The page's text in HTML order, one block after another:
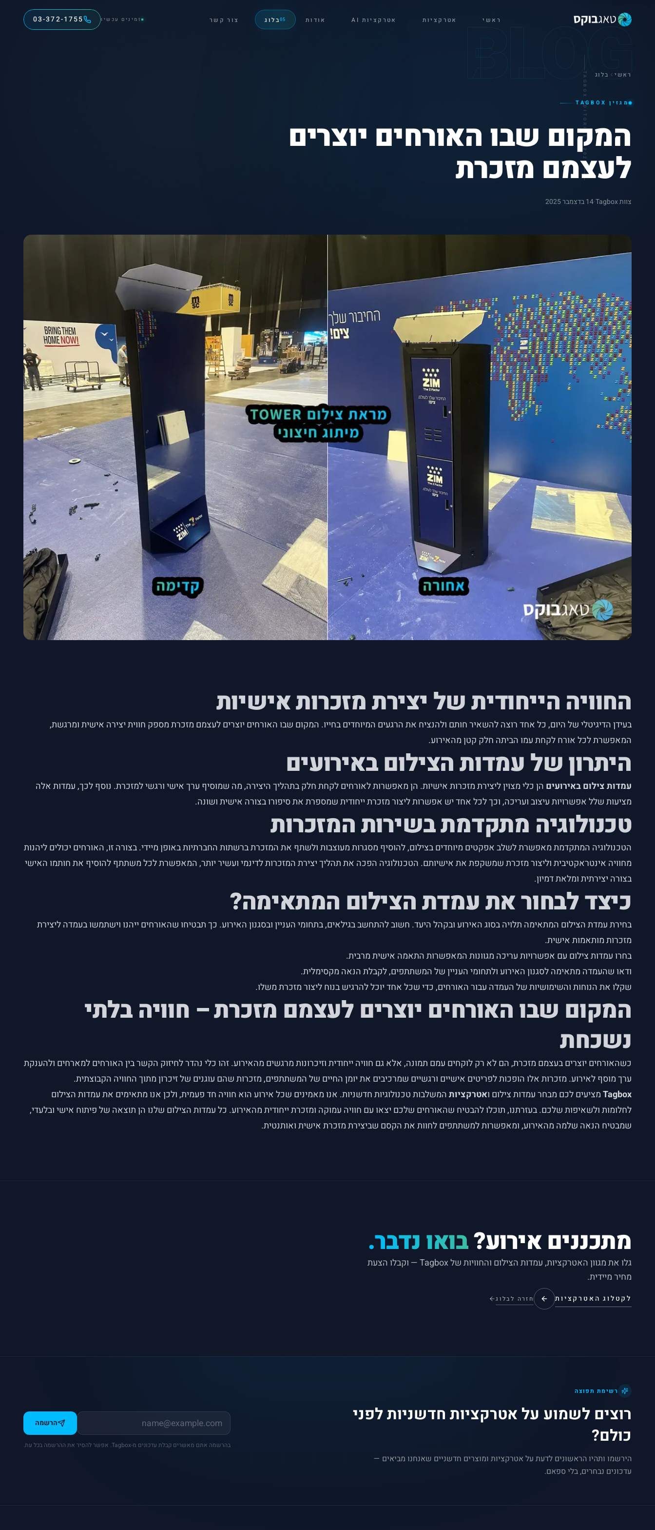
ראשי אטרקציות אטרקציות AI אודות 05בלוג צור קשר זמינים עכשיו 03-372-1755 BLOG
TAGBOX EDITORIAL · 2026 ראשי בלוג
מגזין TAGBOX
המקום שבו האורחים יוצרים
לעצמם מזכרת
צוות Tagbox ·14 בדצמבר 2025
החוויה הייחודית של יצירת מזכרות אישיות
בעידן הדיגיטלי של היום, כל אחד רוצה להשאיר חותם ולהנציח את הרגעים המיוחדים בחייו. המקום שבו האורחים יוצרים לעצמם מזכרת מספק חווית יצירה אישית ומרגשת,
המאפשרת לכל אורח לקחת עמו הביתה חלק קטן מהאירוע.
היתרון של עמדות הצילום באירועים
עמדות צילום באירועים הן כלי מצוין ליצירת מזכרות אישיות. הן מאפשרות לאורחים לקחת חלק בתהליך היצירה, מה שמוסיף ערך אישי ורגשי למזכרת. נוסף לכך, עמדות אלה
מציעות שלל אפשרויות עיצוב ועריכה, וכך לכל אחד יש אפשרות ליצור מזכרת ייחודית שמספרת את סיפורו בצורה אישית ושונה.
טכנולוגיה מתקדמת בשירות המזכרות
הטכנולוגיה המתקדמת מאפשרת לשלב אפקטים מיוחדים בצילום, להוסיף מסגרות מעוצבות ולשתף את המזכרת ברשתות החברתיות באופן מיידי. בצורה זו, האורחים יכולים ליהנות
מחוויה אינטראקטיבית וליצור מזכרת שמשקפת את אישיותם. הטכנולוגיה הפכה את תהליך יצירת המזכרות לדינמי ועשיר יותר, המאפשרת לכל משתתף להוסיף את חותמו האישי
בצורה יצירתית ומלאת דמיון.
כיצד לבחור את עמדת הצילום המתאימה?
בחירת עמדת הצילום המתאימה תלויה בסוג האירוע ובקהל היעד. חשוב להתחשב בגילאים, בתחומי העניין ובסגנון האירוע. כך תבטיחו שהאורחים ייהנו וישתמשו בעמדה ליצירת
מזכרות מותאמות אישית.
בחרו עמדות צילום עם אפשרויות עריכה מגוונות המאפשרות התאמה אישית מרבית.
ודאו שהעמדה מתאימה לסגנון האירוע ולתחומי העניין של המשתתפים, לקבלת הנאה מקסימלית.
שקלו את הנוחות והשימושיות של העמדה עבור האורחים, כדי שכל אחד יוכל להרגיש בנוח ליצור מזכרת משלו.
המקום שבו האורחים יוצרים לעצמם מזכרת – חוויה בלתי
נשכחת
כשהאורחים יוצרים בעצמם מזכרת, הם לא רק לוקחים עמם תמונה, אלא גם חוויה ייחודית וזיכרונות מרגשים מהאירוע. זהו כלי נהדר לחיזוק הקשר בין האורחים למארחים ולהענקת
ערך מוסף לאירוע. מזכרות אלו הופכות לפריטים אישיים ורגשיים שמרכיבים את יומן החיים של המשתתפים, מזכרות שהם עוגנים של זיכרון מתוך החוויה הקבוצתית.
Tagboxמציעים לכם מבחר עמדות צילום ואטרקציותהמשלבות טכנולוגיות חדשניות. אנו מאמינים שכל אירוע הוא חוויה חד פעמית, ולכן אנו מתאימים את עמדות הצילום
לחלומות ולשאיפות שלכם. בעזרתנו, תוכלו להבטיח שהאורחים שלכם יצאו עם חוויה עמוקה ומזכרת ייחודית מהאירוע. כל עמדות הצילום שלנו הן תוצאה של פיתוח אישי ובלעדי,
שמבטיח הנאה שלמה מהאירוע, ומאפשרות למשתתפים לחוות את הקסם שביצירת מזכרת אישית ואותנטית.
מתכננים אירוע?בואו נדבר.
גלו את מגוון האטרקציות, עמדות הצילום והחוויות של Tagbox — וקבלו הצעת
מחיר מיידית.
לקטלוג האטרקציות חזרה לבלוג
רשימת תפוצה
רוצים לשמוע על אטרקציות חדשניות לפני
כולם?
הירשמו ותהיו הראשונים לדעת על אטרקציות ומוצרים חדשניים שאנחנו מביאים —
עדכונים נבחרים, בלי ספאם.
הרשמה
בהרשמה אתם מאשרים קבלת עדכונים מ-Tagbox. אפשר להסיר את ההרשמה בכל עת.